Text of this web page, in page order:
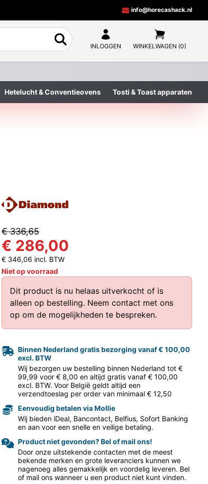
info@horecashack.nl
INLOGGEN WINKELWAGEN (0)
Hetelucht & Conventieovens Tosti & Toast apparaten
volgende
€ 336,65
€ 286,00
€ 346,06 incl. BTW
Niet op voorraad
Dit product is nu helaas uitverkocht of is
alleen op bestelling. Neem contact met ons
op om de mogelijkheden te bespreken.
Binnen Nederland gratis bezorging vanaf € 100,00
excl. BTW
Wij bezorgen uw bestelling binnen Nederland tot €
99,99 voor € 8,00 en altijd gratis vanaf € 100,00
excl. BTW. Voor België geldt altijd een
verzendtoeslag per order van minimaal € 12,50
Eenvoudig betalen via Mollie
Wij bieden iDeal, Bancontact, Belfius, Sofort Banking
en aan voor een snelle en veilige betaling.
Product niet gevonden? Bel of mail ons!
Door onze uitstekende contacten met de meest
bekende merken en grote leveranciers kunnen we
nagenoeg alles gemakkelijk en voordelig leveren. Bel
of mail ons wanneer u een product niet kunt vinden.